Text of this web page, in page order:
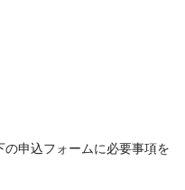
申込フォームに必要事項を